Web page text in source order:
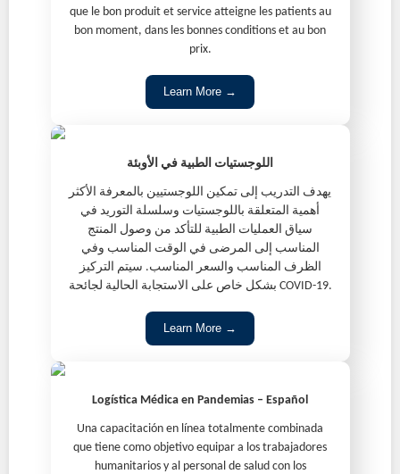
que le bon produit et service atteigne les patients au
bon moment, dans les bonnes conditions et au bon
prix.
Learn More →
اللوجستيات الطبية في الأوبئة
يهدف التدريب إلى تمكين اللوجستيين بالمعرفة الأكثر
أهمية المتعلقة باللوجستيات وسلسلة التوريد في
سياق العمليات الطبية للتأكد من وصول المنتج
المناسب إلى المرضى في الوقت المناسب وفي
الظرف المناسب والسعر المناسب. سيتم التركيز
بشكل خاص على الاستجابة الحالية لجائحة COVID-19.
Learn More →
Logística Médica en Pandemias – Español
Una capacitación en línea totalmente combinada
que tiene como objetivo equipar a los trabajadores
humanitarios y al personal de salud con los